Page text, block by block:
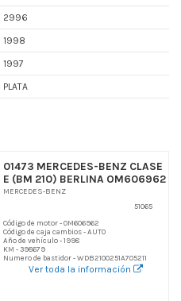
2996
1998
1997
PLATA
01473 MERCEDES-BENZ CLASE
E (BM 210) BERLINA OM606962
MERCEDES-BENZ
51065
Código de motor - OM606962
Código de caja cambios - AUTO
Año de vehículo - 1998
KM - 398679
Numero de bastidor - WDB2100251A705211
Ver toda la información